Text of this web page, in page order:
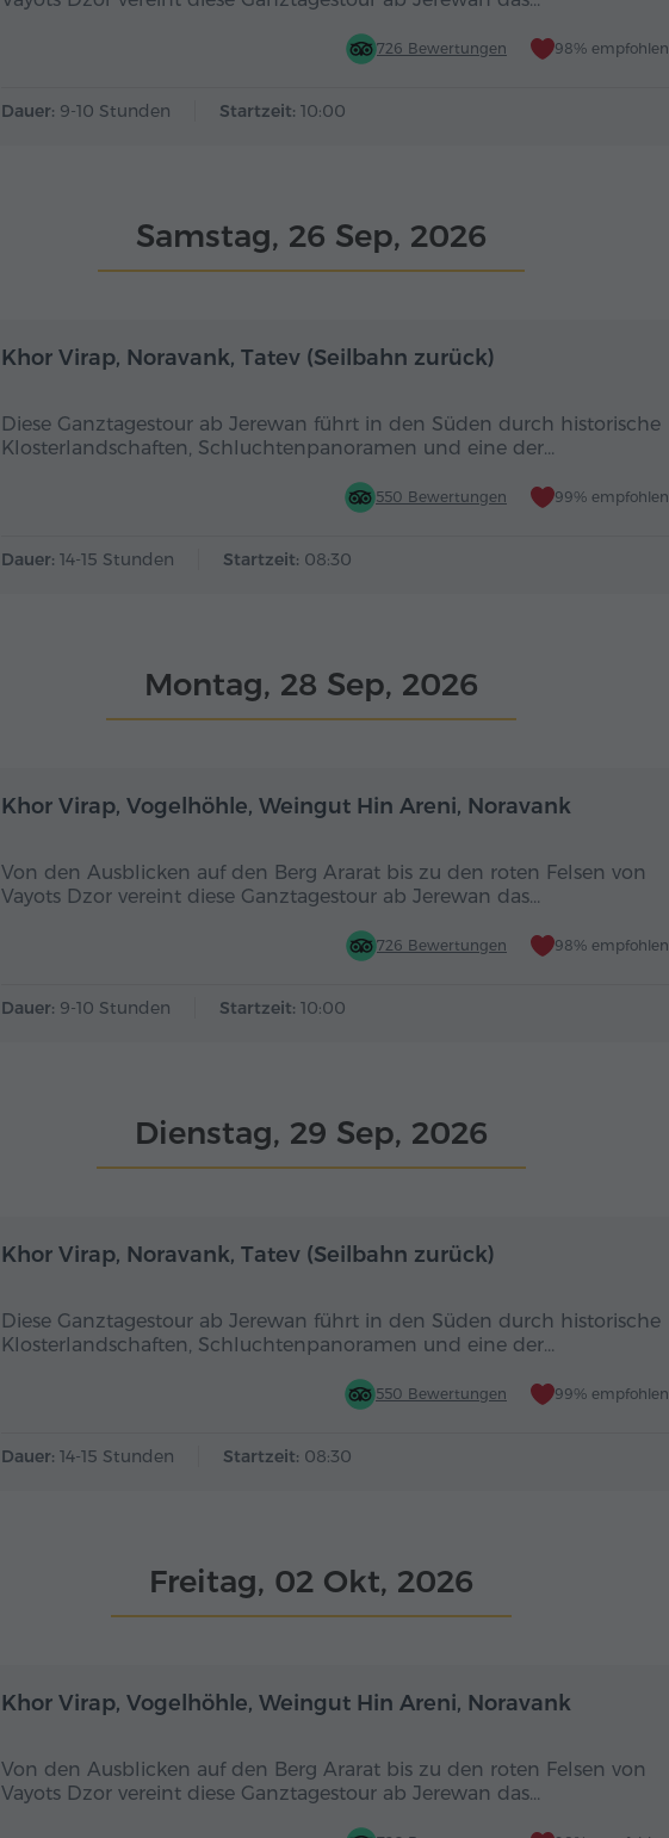
726 Bewertungen 98% empfohlen
Dauer: 9-10 Stunden Startzeit: 10:00
Samstag, 26 Sep, 2026
Ganztägig
Khor Virap, Noravank, Tatev (Seilbahn zurück)
Diese Ganztagestour ab Jerewan führt in den Süden durch historische
Klosterlandschaften, Schluchtenpanoramen und eine der…
550 Bewertungen 99% empfohlen
Dauer: 14-15 Stunden Startzeit: 08:30
Montag, 28 Sep, 2026
Ganztägig
Khor Virap, Vogelhöhle, Weingut Hin Areni, Noravank
Von den Ausblicken auf den Berg Ararat bis zu den roten Felsen von
Vayots Dzor vereint diese Ganztagestour ab Jerewan das…
726 Bewertungen 98% empfohlen
Dauer: 9-10 Stunden Startzeit: 10:00
Dienstag, 29 Sep, 2026
Ganztägig
Khor Virap, Noravank, Tatev (Seilbahn zurück)
Diese Ganztagestour ab Jerewan führt in den Süden durch historische
Klosterlandschaften, Schluchtenpanoramen und eine der…
550 Bewertungen 99% empfohlen
Dauer: 14-15 Stunden Startzeit: 08:30
Freitag, 02 Okt, 2026
Ganztägig
Khor Virap, Vogelhöhle, Weingut Hin Areni, Noravank
Von den Ausblicken auf den Berg Ararat bis zu den roten Felsen von
Vayots Dzor vereint diese Ganztagestour ab Jerewan das…